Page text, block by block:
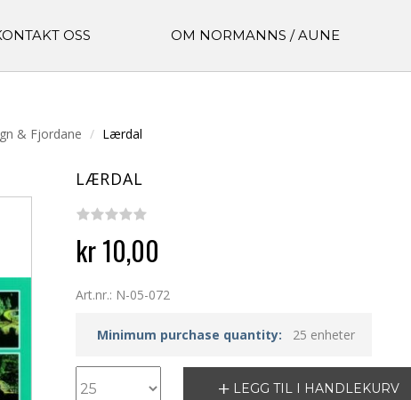
OSS OM NORMANNS / AUNE
& Fjordane Lærdal
LÆRDAL
kr 10,00
Art.nr.: N-05-072
Minimum purchase quantity: 25 enheter
LEGG TIL I HANDLEKURV